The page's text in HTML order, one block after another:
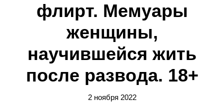
флирт. Мемуары
женщины,
научившейся жить
после развода. 18+
2 ноября 2022